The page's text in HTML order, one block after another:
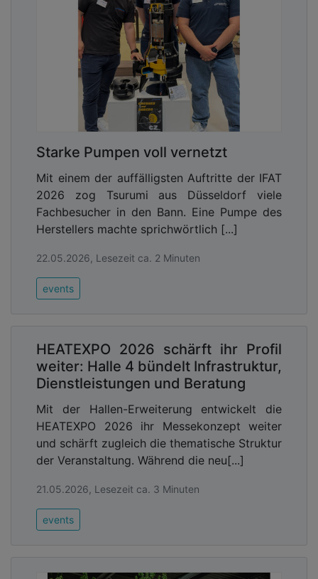
Starke Pumpen voll vernetzt
Mit einem der auffälligsten Auftritte der IFAT
2026 zog Tsurumi aus Düsseldorf viele
Fachbesucher in den Bann. Eine Pumpe des
Herstellers machte sprichwörtlich [...]
22.05.2026, Lesezeit ca. 2 Minuten
events
HEATEXPO 2026 schärft ihr Profil
weiter: Halle 4 bündelt Infrastruktur,
Dienstleistungen und Beratung
Mit der Hallen-Erweiterung entwickelt die
HEATEXPO 2026 ihr Messekonzept weiter
und schärft zugleich die thematische Struktur
der Veranstaltung. Während die neu[...]
21.05.2026, Lesezeit ca. 3 Minuten
events